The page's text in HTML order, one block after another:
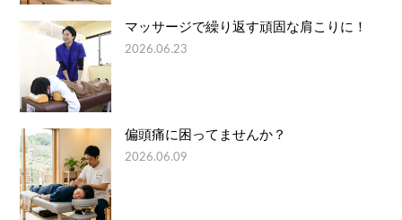
マッサージで繰り返す頑固な肩こりに！
2026.06.23
偏頭痛に困ってませんか？
2026.06.09